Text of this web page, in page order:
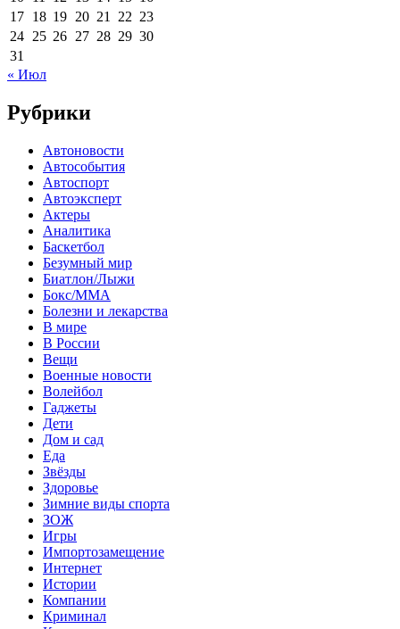
17 18 19 20 21 22 23
24 25 26 27 28 29 30
31
« Июл
Рубрики
Автоновости
Автособытия
Автоспорт
Автоэксперт
Актеры
Аналитика
Баскетбол
Безумный мир
Биатлон/Лыжи
Бокс/MMA
Болезни и лекарства
В мире
В России
Вещи
Военные новости
Волейбол
Гаджеты
Дети
Дом и сад
Еда
Звёзды
Здоровье
Зимние виды спорта
ЗОЖ
Игры
Импортозамещение
Интернет
Истории
Компании
Криминал